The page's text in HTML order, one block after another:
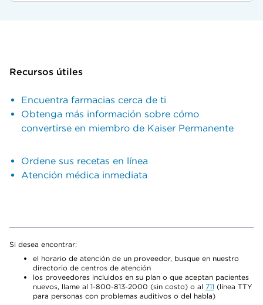
Recursos útiles
Encuentra farmacias cerca de ti
Obtenga más información sobre cómo
convertirse en miembro de Kaiser Permanente
Ordene sus recetas en línea
Atención médica inmediata
Si desea encontrar:
el horario de atención de un proveedor, busque en nuestro
directorio de centros de atención
los proveedores incluidos en su plan o que aceptan pacientes
nuevos, llame al 1-800-813-2000 (sin costo) o al 711 (línea TTY
para personas con problemas auditivos o del habla)